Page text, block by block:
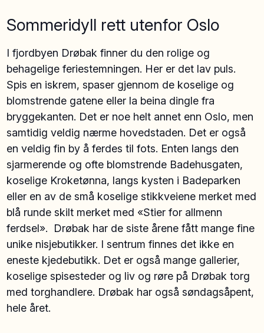
Sommeridyll rett utenfor Oslo
I fjordbyen Drøbak finner du den rolige og
behagelige feriestemningen. Her er det lav puls.
Spis en iskrem, spaser gjennom de koselige og
blomstrende gatene eller la beina dingle fra
bryggekanten. Det er noe helt annet enn Oslo, men
samtidig veldig nærme hovedstaden. Det er også
en veldig fin by å ferdes til fots. Enten langs den
sjarmerende og ofte blomstrende Badehusgaten,
koselige Kroketønna, langs kysten i Badeparken
eller en av de små koselige stikkveiene merket med
blå runde skilt merket med «Stier for allmenn
ferdsel». Drøbak har de siste årene fått mange fine
unike nisjebutikker. I sentrum finnes det ikke en
eneste kjedebutikk. Det er også mange gallerier,
koselige spisesteder og liv og røre på Drøbak torg
med torghandlere. Drøbak har også søndagsåpent,
hele året.